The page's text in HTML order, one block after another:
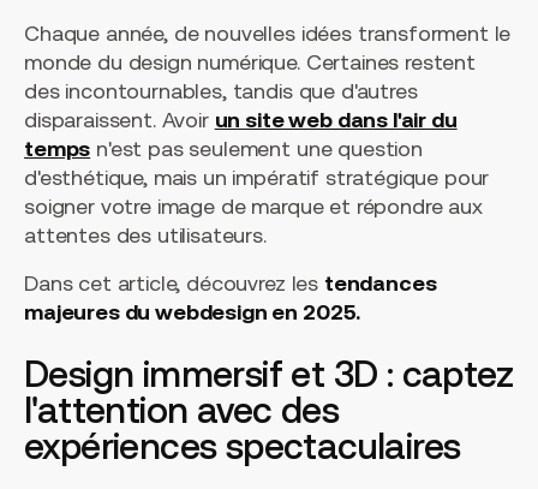
Chaque année, de nouvelles idées transforment le
monde du design numérique. Certaines restent
des incontournables, tandis que d'autres
disparaissent. Avoir un site web dans l'air du
temps n'est pas seulement une question
d'esthétique, mais un impératif stratégique pour
soigner votre image de marque et répondre aux
attentes des utilisateurs.
Dans cet article, découvrez les tendances
majeures du webdesign en 2025.
Design immersif et 3D : captez
l'attention avec des
expériences spectaculaires